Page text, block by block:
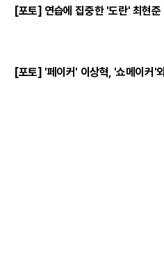
[포토] 연습에 집중한 '도란' 최현준
[포토] '페이커' 이상혁, '쇼메이커'